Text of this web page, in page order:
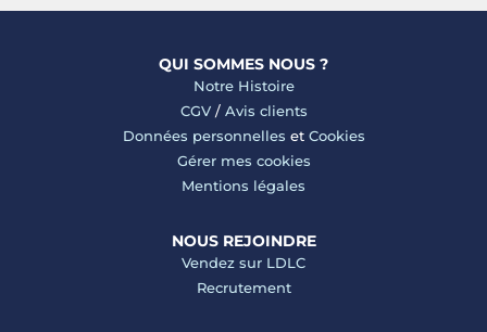
QUI SOMMES NOUS ?
Notre Histoire
CGV/ Avis clients
Données personnelles et Cookies
Gérer mes cookies
Mentions légales
NOUS REJOINDRE
Vendez sur LDLC
Recrutement